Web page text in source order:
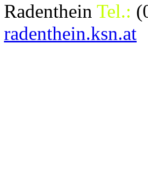
Radenthein Tel.:
radenthein.ksn.at